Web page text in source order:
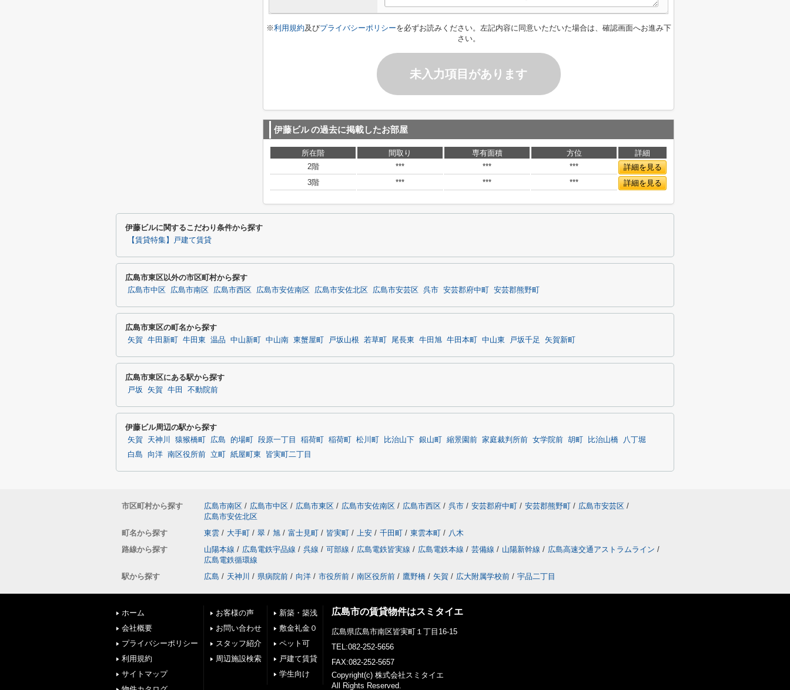
※利用規約及びプライバシーポリシーを必ずお読みください。左記内容に同意いただいた場合は、確認画面へお進み下
さい。
未入力項目があります
伊藤ビルの過去に掲載したお部屋
所在階 間取り 専有面積 方位
詳細
2階
*** *** ***
詳細を見る
3階
*** *** *** 詳細を見る
伊藤ビルに関するこだわり条件から探す
【賃貸特集】戸建て賃貸
広島市東区以外の市区町村から探す
広島市中区 広島市南区 広島市西区 広島市安佐南区 広島市安佐北区 広島市安芸区 呉市 安芸郡府中町 安芸郡熊野町
広島市東区の町名から探す
矢賀 牛田新町 牛田東 温品 中山新町 中山南 東蟹屋町 戸坂山根 若草町 尾長東 牛田旭 牛田本町 中山東 戸坂千足 矢賀新町
広島市東区にある駅から探す
戸坂 矢賀 牛田 不動院前
伊藤ビル周辺の駅から探す
矢賀 天神川 猿猴橋町 広島 的場町 段原一丁目 稲荷町 稲荷町 松川町 比治山下 銀山町 縮景園前 家庭裁判所前 女学院前 胡町 比治山橋
八丁堀
白島
向洋 南区役所前 立町 紙屋町東 皆実町二丁目
市区町村から探す 広島市南区 / 広島市中区 / 広島市東区 / 広島市安佐南区 / 広島市西区 / 呉市 / 安芸郡府中町 / 安芸郡熊野町 / 広島市安芸区 /
広島市安佐北区
町名から探す
東雲 / 大手町 / 翠 / 旭 / 富士見町 / 皆実町 / 上安 / 千田町 / 東雲本町 / 八木
路線から探す
山陽本線 / 広島電鉄宇品線 / 呉線 / 可部線 / 広島電鉄皆実線 / 広島電鉄本線 / 芸備線 / 山陽新幹線 / 広島高速交通アストラムライン /
広島電鉄循環線
駅から探す
広島 / 天神川 / 県病院前 / 向洋 / 市役所前 / 南区役所前 / 鷹野橋 / 矢賀 / 広大附属学校前 / 宇品二丁目
ホーム
会社概要
プライバシーポリシー
利用規約
サイトマップ
お客様の声
お問い合わせ
スタッフ紹介
周辺施設検索
新築・築浅
敷金礼金０
ペット可
戸建て賃貸
学生向け
広島市の賃貸物件はスミタイエ
広島県広島市南区皆実町１丁目16-15
TEL:082-252-5656
FAX:082-252-5657
Copyright(c) 株式会社スミタイエ
All Rights Reserved.